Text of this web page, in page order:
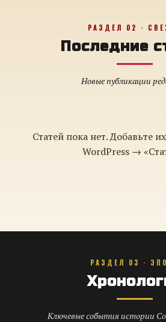
РАЗДЕЛ 02 ·
Последние
Новые публикации
Статей пока нет. Добавьте
WordPress →
РАЗДЕЛ 03 ·
Ключевые события истории